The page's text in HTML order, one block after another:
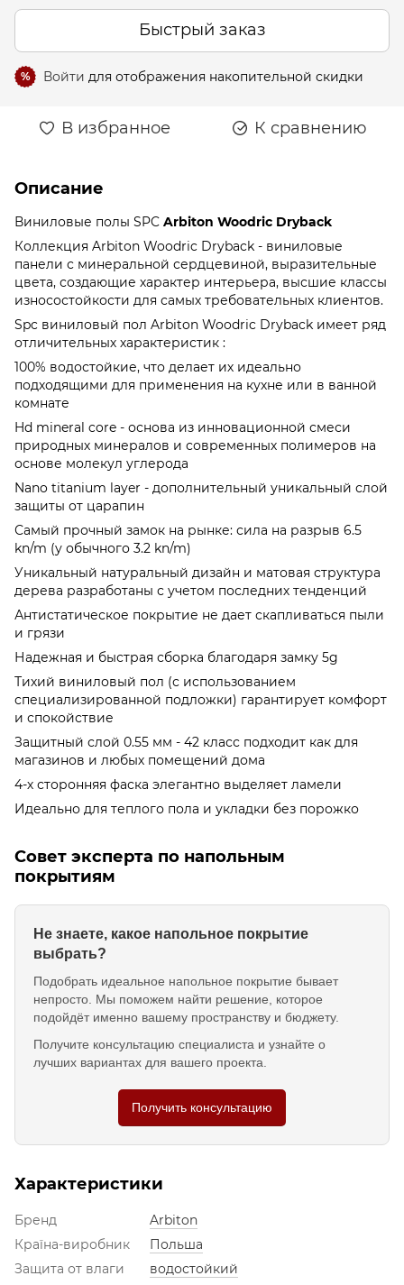
Быстрый заказ
% Войти для отображения накопительной скидки
В избранное К сравнению
Описание
Виниловые полы SPC Arbiton Woodric Dryback
Коллекция Arbiton Woodric Dryback - виниловые
панели с минеральной сердцевиной, выразительные
цвета, создающие характер интерьера, высшие классы
износостойкости для самых требовательных клиентов.
Spc виниловый пол Arbiton Woodric Dryback имеет ряд
отличительных характеристик :
100% водостойкие, что делает их идеально
подходящими для применения на кухне или в ванной
комнате
Hd mineral core - основа из инновационной смеси
природных минералов и современных полимеров на
основе молекул углерода
Nano titanium layer - дополнительный уникальный слой
защиты от царапин
Самый прочный замок на рынке: сила на разрыв 6.5
kn/m (у обычного 3.2 kn/m)
Уникальный натуральный дизайн и матовая структура
дерева разработаны с учетом последних тенденций
Антистатическое покрытие не дает скапливаться пыли
и грязи
Надежная и быстрая сборка благодаря замку 5g
Тихий виниловый пол (с использованием
специализированной подложки) гарантирует комфорт
и спокойствие
Защитный слой 0.55 мм - 42 класс подходит как для
магазинов и любых помещений дома
4-х сторонняя фаска элегантно выделяет ламели
Идеально для теплого пола и укладки без порожко
Совет эксперта по напольным
покрытиям
Не знаете, какое напольное покрытие
выбрать?
Подобрать идеальное напольное покрытие бывает
непросто. Мы поможем найти решение, которое
подойдёт именно вашему пространству и бюджету.
Получите консультацию специалиста и узнайте о
лучших вариантах для вашего проекта.
Получить консультацию
Характеристики
Бренд
Arbiton
Країна-виробник
Польша
Защита от влаги
водостойкий